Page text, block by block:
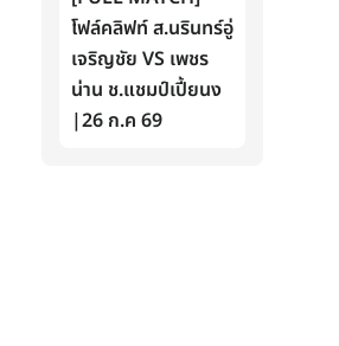
โฟล์คลิฟท์ ส.นรินทร์อู่
เจริญชัย VS เพชร
น่าน ช.แชมป์เปี้ยนง
|26 ก.ค 69